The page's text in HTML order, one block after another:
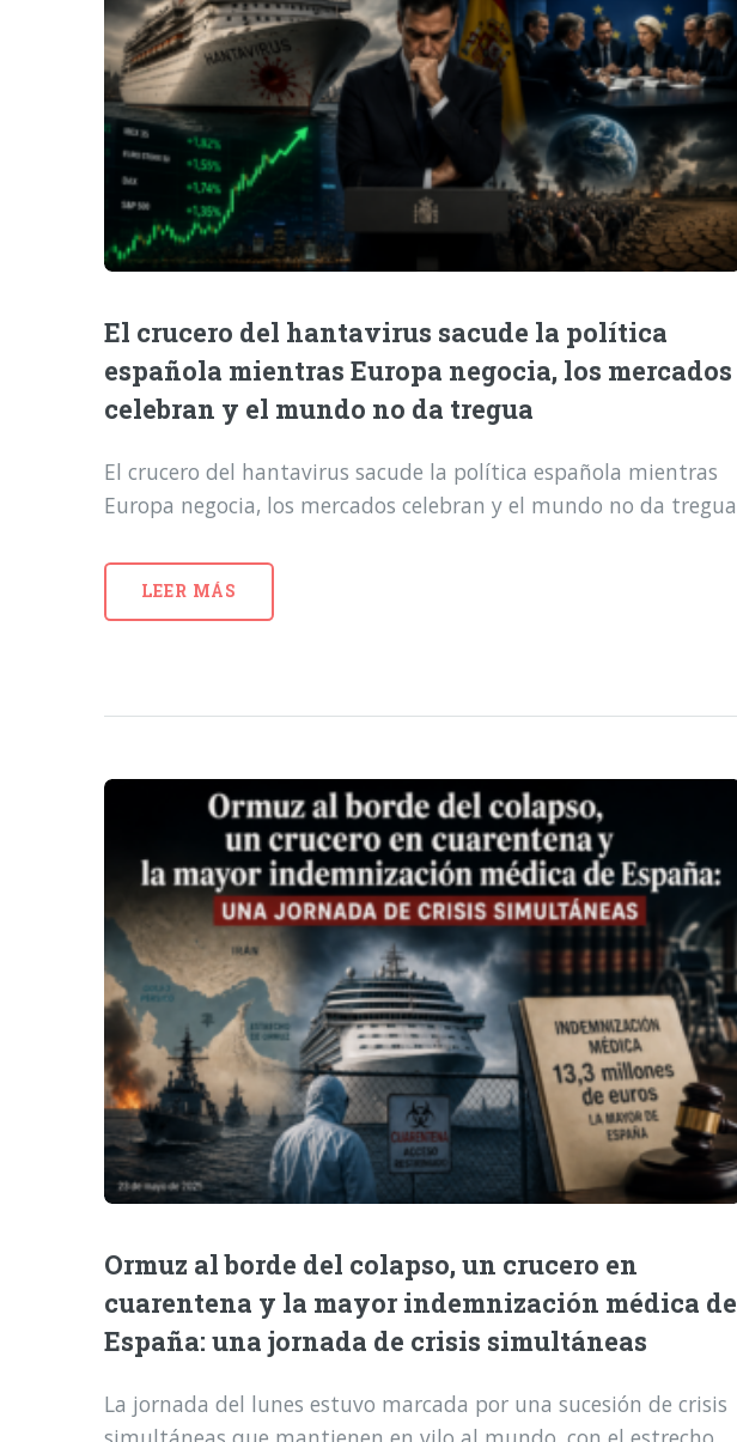
El crucero del hantavirus sacude la política
española mientras Europa negocia, los mercados
celebran y el mundo no da tregua
El crucero del hantavirus sacude la política española mientras
Europa negocia, los mercados celebran y el mundo no da tregua
LEER MÁS
Ormuz al borde del colapso, un crucero en
cuarentena y la mayor indemnización médica de
España: una jornada de crisis simultáneas
La jornada del lunes estuvo marcada por una sucesión de crisis